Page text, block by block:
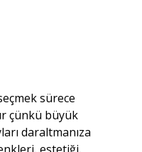
sürece
çünkü büyük
daraltmanıza
estetiği,